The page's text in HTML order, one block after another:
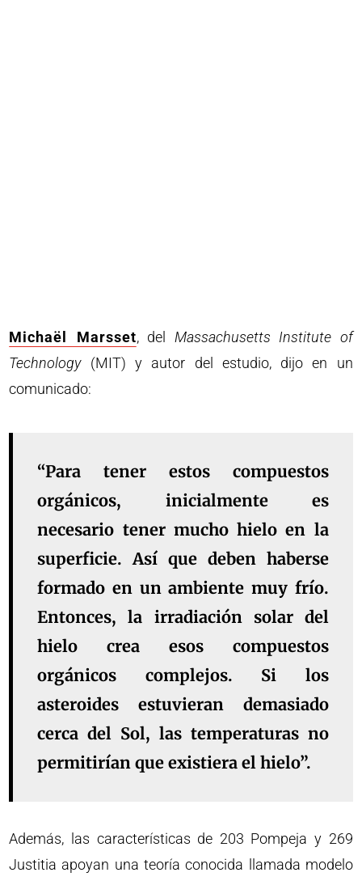
Michaël Marsset, del Massachusetts Institute of
Technology(MIT) y autor del estudio, dijo en un
comunicado:
“Para tener estos compuestos
orgánicos, inicialmente es
necesario tener mucho hielo en la
superficie. Así que deben haberse
formado en un ambiente muy frío.
Entonces, la irradiación solar del
hielo crea esos compuestos
orgánicos complejos. Si los
asteroides estuvieran demasiado
cerca del Sol, las temperaturas no
permitirían que existiera el hielo”.
Además, las características de 203 Pompeja y 269
Justitia apoyan una teoría conocida llamada modelo